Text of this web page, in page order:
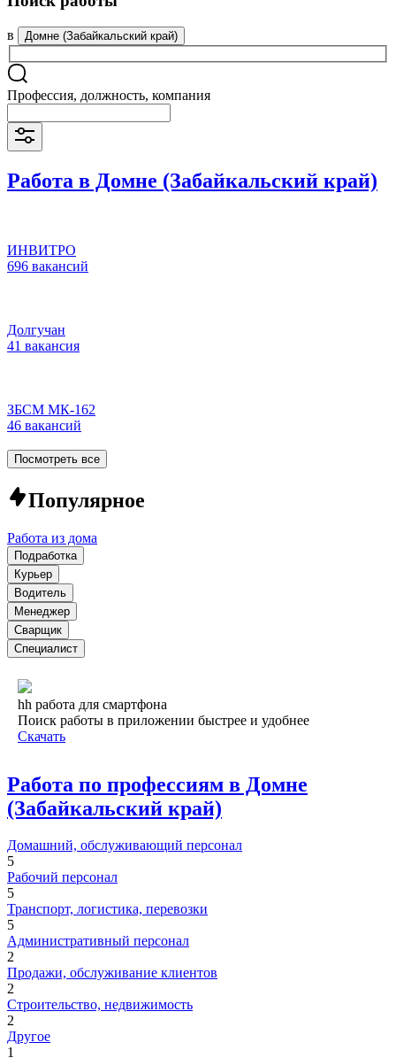
в Домне (Забайкальский край)
Профессия, должность, компания
Работа в Домне (Забайкальский край)
ИНВИТРО
696 вакансий
Долгучан
41 вакансия
ЗБСМ МК-162
46 вакансий
Посмотреть все
Популярное
Работа из дома
Подработка
Курьер
Водитель
Менеджер
Сварщик
Специалист
hh работа для смартфона
Поиск работы в приложении быстрее и удобнее
Скачать
Работа по профессиям в Домне
(Забайкальский край)
Домашний, обслуживающий персонал
5
Рабочий персонал
5
Транспорт, логистика, перевозки
5
Административный персонал
2
Продажи, обслуживание клиентов
2
Строительство, недвижимость
2
Другое
1